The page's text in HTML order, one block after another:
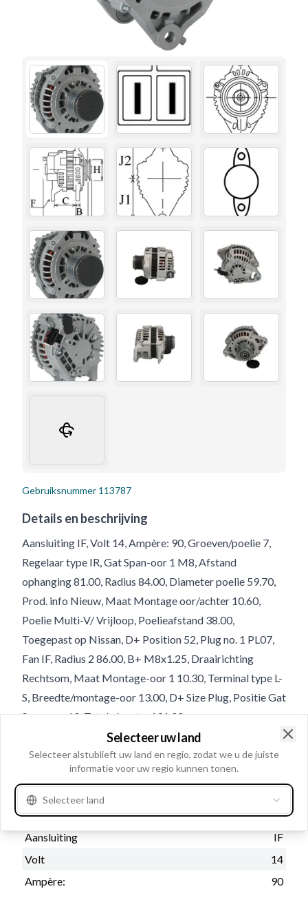
Gebruiksnummer 113787
Details en beschrijving
Aansluiting IF, Volt 14, Ampère: 90, Groeven/poelie 7,
Regelaar type IR, Gat Span-oor 1 M8, Afstand
ophanging 81.00, Radius 84.00, Diameter poelie 59.70,
Prod. info Nieuw, Maat Montage oor/achter 10.60,
Poelie Multi-V/ Vrijloop, Poelieafstand 38.00,
Toegepast op Nissan, D+ Position 52, Plug no. 1 PL07,
Fan IF, Radius 2 86.00, B+ M8x1.25, Draairichting
Rechtsom, Maat Montage-oor 1 10.30, Terminal type L-
S, Breedte/montage-oor 13.00, D+ Size Plug, Positie Gat
Span-oor 60, Totale lengte: 191.00,
Regelaar/borstelhouder positie 10, B+ Uitvoering 50
Electrische informatie
Aansluiting
IF
Volt
14
Ampère:
90
Selecteer uw land
Selecteer alstublieft uw land en regio, zodat we u de juiste
informatie voor uw regio kunnen tonen.
Selecteer land